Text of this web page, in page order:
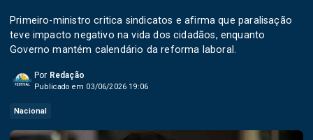
Primeiro-ministro critica sindicatos e afirma que paralisação
teve impacto negativo na vida dos cidadãos, enquanto
Governo mantém calendário da reforma laboral.
Por Redação
Publicado em 03/06/2026 19:06
Nacional